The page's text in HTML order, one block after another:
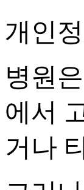
개인
병원
에서
거나